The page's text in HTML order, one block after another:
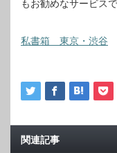
もお勧めなサービスで
私書箱 東京・渋谷
関連記事